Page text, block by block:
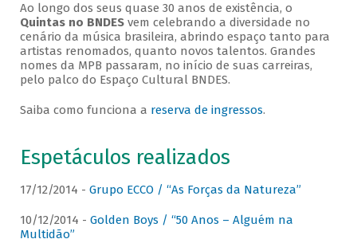
Ao longo dos seus quase 30 anos de existência, o
Quintas no BNDESvem celebrando a diversidade no
cenário da música brasileira, abrindo espaço tanto para
artistas renomados, quanto novos talentos. Grandes
nomes da MPB passaram, no início de suas carreiras,
pelo palco do Espaço Cultural BNDES.
Saiba como funciona a reserva de ingressos.
Espetáculos realizados
17/12/2014 - Grupo ECCO / “As Forças da Natureza”
10/12/2014 - Golden Boys / “50 Anos – Alguém na
Multidão”